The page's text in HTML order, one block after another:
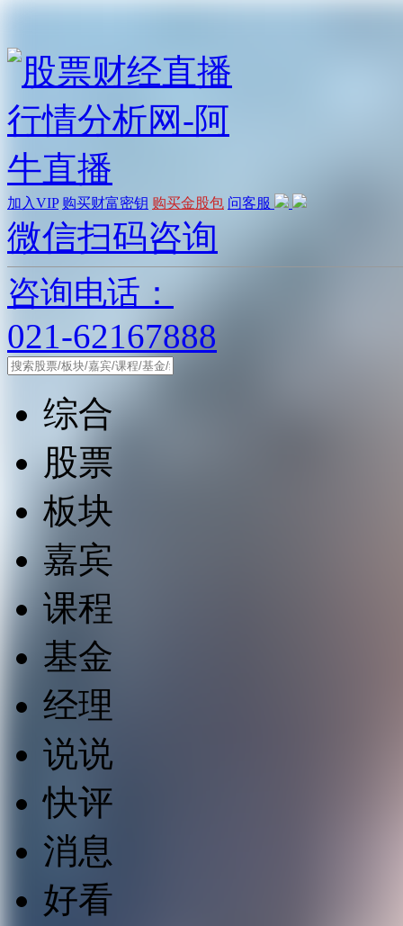
加入VIP 购买财富密钥 购买金股包 问客服
微信扫码咨询
咨询电话：
021-62167888
综合
股票
板块
嘉宾
课程
基金
经理
说说
快评
消息
好看